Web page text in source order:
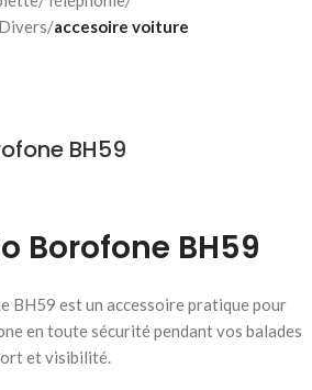
accesoire voiture
BH59
Borofone BH59
BH59 est un accessoire pratique pour
en toute sécurité pendant vos balades
et visibilité.